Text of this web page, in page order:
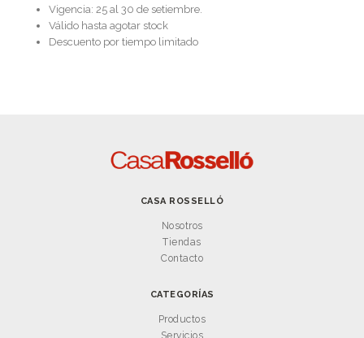
Vigencia: 25 al 30 de setiembre.
Válido hasta agotar stock
Descuento por tiempo limitado
CASA ROSSELLÓ
Nosotros
Tiendas
Contacto
CATEGORÍAS
Productos